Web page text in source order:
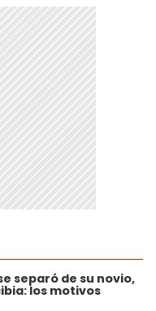
separó de su novio,
los motivos